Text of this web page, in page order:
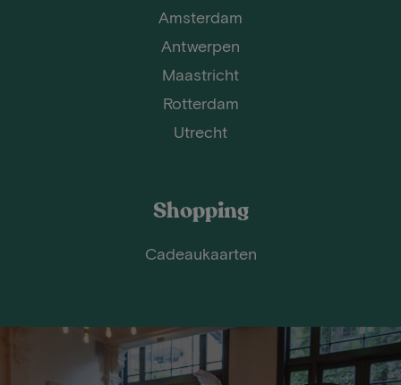
Amsterdam
Antwerpen
Maastricht
Rotterdam
Utrecht
Shopping
Cadeaukaarten